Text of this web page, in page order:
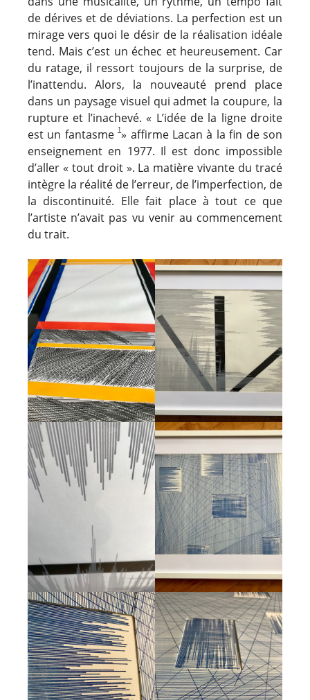
de dérives et de déviations. La perfection est un
mirage vers quoi le désir de la réalisation idéale
tend. Mais c’est un échec et heureusement. Car
du ratage, il ressort toujours de la surprise, de
l’inattendu. Alors, la nouveauté prend place
dans un paysage visuel qui admet la coupure, la
rupture et l’inachevé. « L’idée de la ligne droite
est un fantasme1» affirme Lacan à la fin de son
enseignement en 1977. Il est donc impossible
d’aller « tout droit ». La matière vivante du tracé
intègre la réalité de l’erreur, de l’imperfection, de
la discontinuité. Elle fait place à tout ce que
l’artiste n’avait pas vu venir au commencement
du trait.